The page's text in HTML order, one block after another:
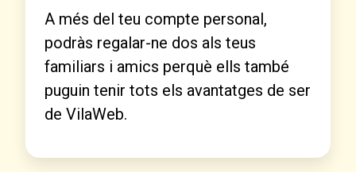
A més del teu compte personal,
podràs regalar-ne dos als teus
familiars i amics perquè ells també
puguin tenir tots els avantatges de ser
de VilaWeb.